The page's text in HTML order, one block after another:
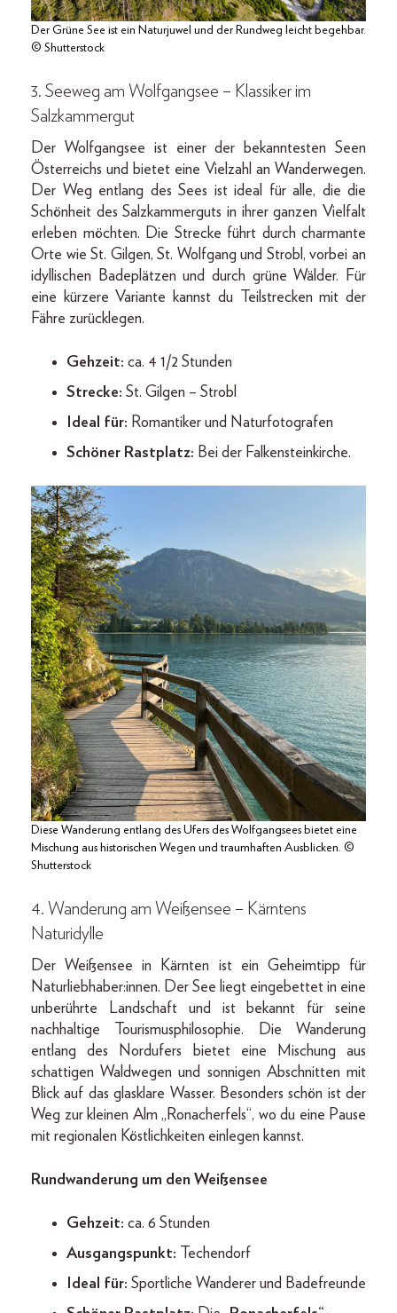
Der Grüne See ist ein Naturjuwel und der Rundweg leicht begehbar.
© Shutterstock
3. Seeweg am Wolfgangsee – Klassiker im
Salzkammergut
Der Wolfgangsee ist einer der bekanntesten Seen
Österreichs und bietet eine Vielzahl an Wanderwegen.
Der Weg entlang des Sees ist ideal für alle, die die
Schönheit des Salzkammerguts in ihrer ganzen Vielfalt
erleben möchten. Die Strecke führt durch charmante
Orte wie St. Gilgen, St. Wolfgang und Strobl, vorbei an
idyllischen Badeplätzen und durch grüne Wälder. Für
eine kürzere Variante kannst du Teilstrecken mit der
Fähre zurücklegen.
Gehzeit: ca. 4 1/2 Stunden
Strecke: St. Gilgen – Strobl
Ideal für: Romantiker und Naturfotografen
Schöner Rastplatz: Bei der Falkensteinkirche.
Diese Wanderung entlang des Ufers des Wolfgangsees bietet eine
Mischung aus historischen Wegen und traumhaften Ausblicken. ©
Shutterstock
4. Wanderung am Weißensee – Kärntens
Naturidylle
Der Weißensee in Kärnten ist ein Geheimtipp für
Naturliebhaber:innen. Der See liegt eingebettet in eine
unberührte Landschaft und ist bekannt für seine
nachhaltige Tourismusphilosophie. Die Wanderung
entlang des Nordufers bietet eine Mischung aus
schattigen Waldwegen und sonnigen Abschnitten mit
Blick auf das glasklare Wasser. Besonders schön ist der
Weg zur kleinen Alm „Ronacherfels“, wo du eine Pause
mit regionalen Köstlichkeiten einlegen kannst.
Rundwanderung um den Weißensee
Gehzeit: ca. 6 Stunden
Ausgangspunkt: Techendorf
Ideal für: Sportliche Wanderer und Badefreunde